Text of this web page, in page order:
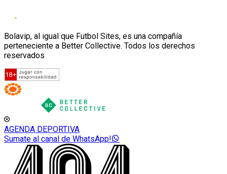
Bolavip, al igual que Futbol Sites, es una compañía
perteneciente a Better Collective. Todos los derechos
reservados
AGENDA DEPORTIVA
Sumate al canal de WhatsApp!